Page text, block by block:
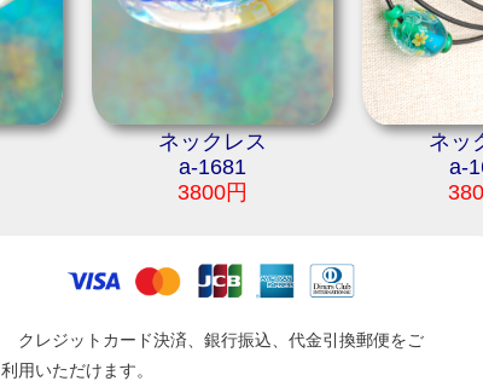
ネックレス
a-1681
3800円
ネッ
a-
クレジットカード決済、銀行振込、代金引換郵便をご
利用いただけます。